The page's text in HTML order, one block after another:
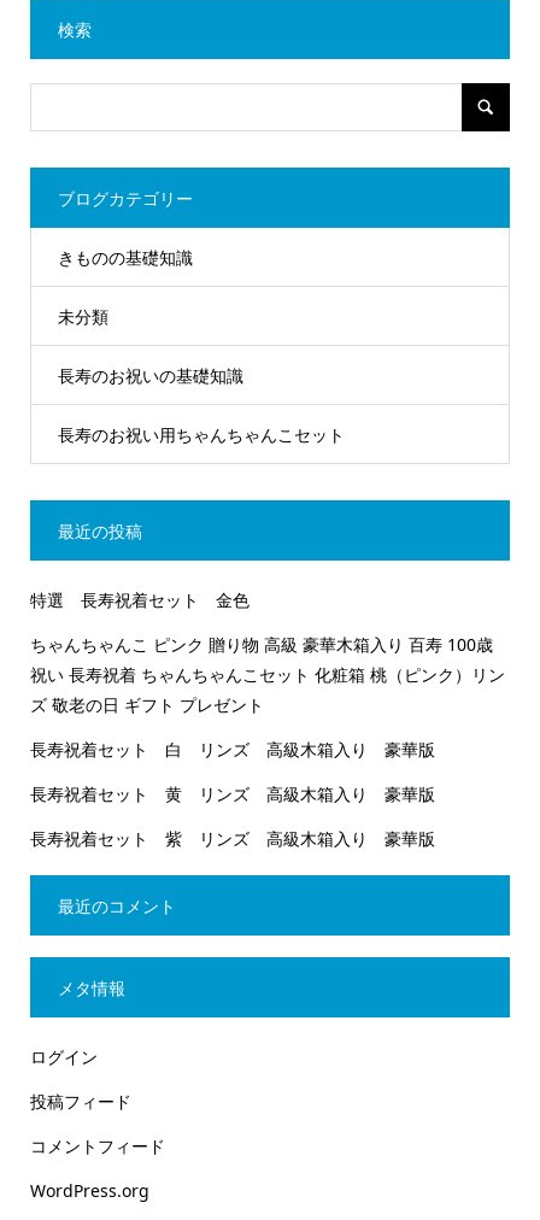
検索
ブログカテゴリー
きものの基礎知識
未分類
長寿のお祝いの基礎知識
長寿のお祝い用ちゃんちゃんこセット
最近の投稿
特選 長寿祝着セット 金色
ちゃんちゃんこ ピンク 贈り物 高級 豪華木箱入り 百寿 100歳
祝い 長寿祝着 ちゃんちゃんこセット 化粧箱 桃（ピンク）リン
ズ 敬老の日 ギフト プレゼント
長寿祝着セット 白 リンズ 高級木箱入り 豪華版
長寿祝着セット 黄 リンズ 高級木箱入り 豪華版
長寿祝着セット 紫 リンズ 高級木箱入り 豪華版
最近のコメント
メタ情報
ログイン
投稿フィード
コメントフィード
WordPress.org